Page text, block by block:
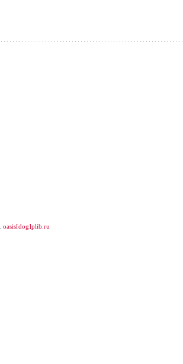
oasis[dog]plib.ru